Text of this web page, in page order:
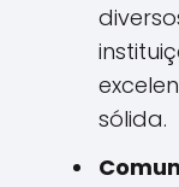
sólida.